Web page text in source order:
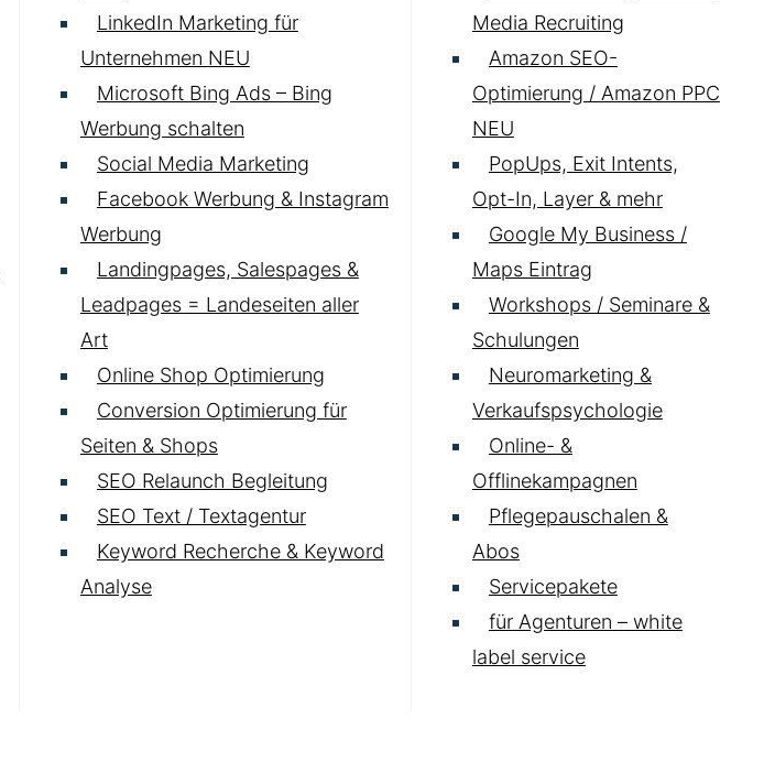
LinkedIn Marketing für
Unternehmen NEU
Microsoft Bing Ads – Bing
Werbung schalten
Social Media Marketing
Facebook Werbung & Instagram
Werbung
Landingpages, Salespages &
Leadpages = Landeseiten aller
Art
Online Shop Optimierung
Conversion Optimierung für
Seiten & Shops
SEO Relaunch Begleitung
SEO Text / Textagentur
Keyword Recherche & Keyword
Analyse
Media Recruiting
Amazon SEO-
Optimierung / Amazon PPC
NEU
PopUps, Exit Intents,
Opt-In, Layer & mehr
Google My Business /
Maps Eintrag
Workshops / Seminare &
Schulungen
Neuromarketing &
Verkaufspsychologie
Online- &
Offlinekampagnen
Pflegepauschalen &
Abos
Servicepakete
für Agenturen – white
label service